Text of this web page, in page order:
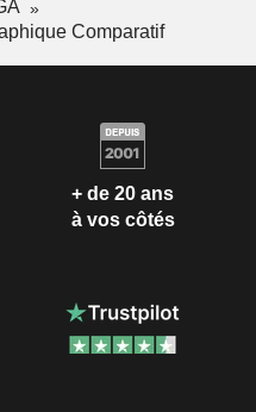
Comparatif
+ de 20 ans
à vos côtés